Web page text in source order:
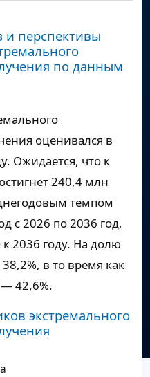
и перспективы
по данным
оценивался в
Ожидается, что к
240,4 млн
темпом
с 2026 по 2036 год,
2036 году. На долю
в то время как
— 42,6%.
экстремального